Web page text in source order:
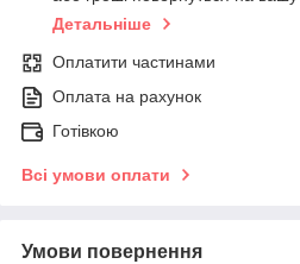
Детальніше
Оплатити частинами
Оплата на рахунок
Готівкою
Всі умови оплати
Умови повернення